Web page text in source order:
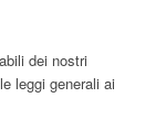
dei nostri
leggi generali ai